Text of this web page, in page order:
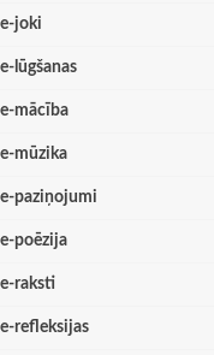
e-joki
e-lūgšanas
e-mācība
e-mūzika
e-paziņojumi
e-poēzija
e-raksti
e-refleksijas